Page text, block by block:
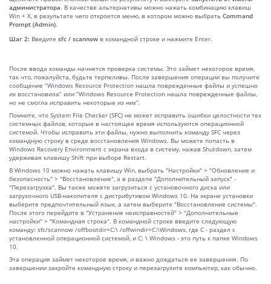
администратора. В качестве альтернативы можно нажать комбинацию клавиш
Win + X, в результате чего откроется меню, в котором можно выбрать Command
Prompt (Admin).
Шаг 2: Введите sfc / scannow в командной строке и нажмите Enter.
После ввода команды начнется проверка системы. Это займет некоторое время,
так что, пожалуйста, будьте терпеливы. После завершения операции вы получите
сообщение “Windows Resource Protection нашла поврежденные файлы и успешно
их восстановила” или “Windows Resource Protection нашла поврежденные файлы,
но не смогла исправить некоторые из них”.
Помните, что System File Checker (SFC) не может исправить ошибки целостности тех
системных файлов, которые в настоящее время используются операционной
системой. Чтобы исправить эти файлы, нужно выполнить команду SFC через
командную строку в среде восстановления Windows. Вы можете попасть в
Windows Recovery Environment с экрана входа в систему, нажав Shutdown, затем
удерживая клавишу Shift при выборе Restart.
В Windows 10 можно нажать клавишу Win, выбрать "Настройки" > "Обновление и
безопасность" > "Восстановление", а в разделе "Дополнительный запуск" -
"Перезагрузка". Вы также можете загрузиться с установочного диска или
загрузочного USB-накопителя с дистрибутивом Windows 10. На экране установки
выберите предпочтительный язык, а затем выберите "Восстановление системы".
После этого перейдите в "Устранение неисправностей" > "Дополнительные
настройки" > "Командная строка". В командной строке введите следующую
команду: sfc/scannow /offbootdir=C:\ /offwindir=C:\Windows, где C - раздел с
установленной операционной системой, и C: \ Windows - это путь к папке Windows
10.
Эта операция займет некоторое время, и важно дождаться ее завершения. По
завершении закройте командную строку и перезагрузите компьютер, как обычно.